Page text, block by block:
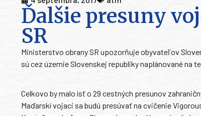
Ďalšie presuny
SR
Ministerstvo obrany SR upozorňuje obyvateľov
sú cez územie Slovenskej republiky naplánované na
Celkovo by malo ísť o 29 cestných presunov
Maďarskí vojaci sa budú presúvať na cvičenie